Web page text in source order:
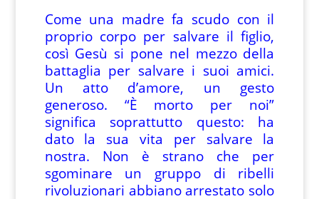
Come una madre fa scudo con il
proprio corpo per salvare il figlio,
così Gesù si pone nel mezzo della
battaglia per salvare i suoi amici.
Un atto d’amore, un gesto
generoso. “È morto per noi”
significa soprattutto questo: ha
dato la sua vita per salvare la
nostra. Non è strano che per
sgominare un gruppo di ribelli
rivoluzionari abbiano arrestato solo